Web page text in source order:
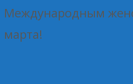
Международным
марта!